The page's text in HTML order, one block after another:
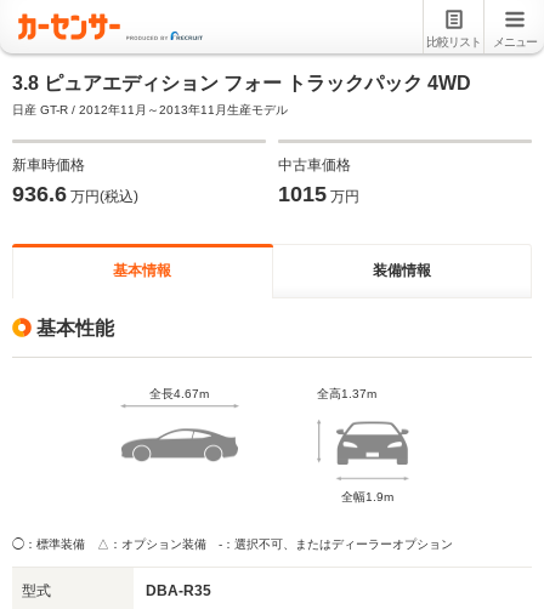
比較リスト メニュー
3.8 ピュアエディション フォー トラックパック 4WD
日産 GT-R / 2012年11月～2013年11月生産モデル
新車時価格
936.6 万円(税込)
中古車価格
1015 万円
基本情報 装備情報
基本性能
全長4.67m 全高1.37m
全幅1.9m
◯：標準装備 △：オプション装備 -：選択不可、またはディーラーオプション
型式 DBA-R35